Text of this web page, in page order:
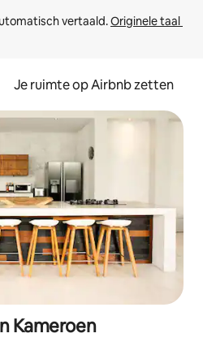
vertaald. Originele taal
Je ruimte op Airbnb zetten
Kameroen